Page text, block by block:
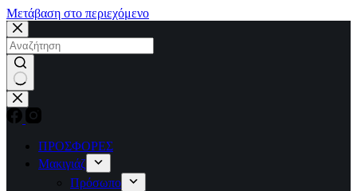
Μετάβαση στο περιεχόμενο
No
results
ΠΡΟΣΦΟΡΕΣ
Μακιγιάζ
Πρόσωπο